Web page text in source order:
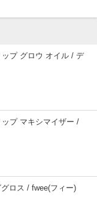
プ グロウ オイル / デ
プ マキシマイザー /
ロス / fwee(フィー)